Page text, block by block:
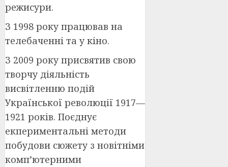
режисури.
З 1998 року працював на
телебаченні та у кіно.
З 2009 року присвятив свою
творчу діяльність
висвітленню подій
Української революції 1917—
1921 років. Поєднує
екпериментальні методи
побудови сюжету з новітніми
комп’ютерними